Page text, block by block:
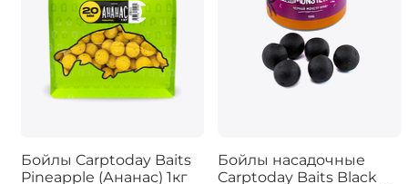
Бойлы Carptoday Baits
Pineapple (Ананас) 1кг
Бойлы насадочные
Carptoday Baits Black